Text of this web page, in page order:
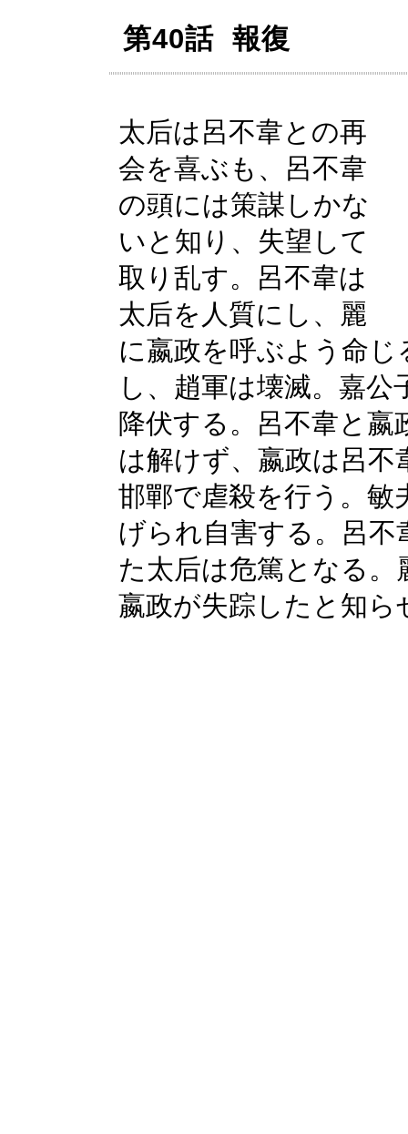
第40話 報復
太后は呂不韋との再
会を喜ぶも、呂不韋
の頭には策謀しかな
いと知り、失望して
取り乱す。呂不韋は
太后を人質にし、麗
に嬴政を呼ぶよう命
し、趙軍は壊滅。嘉
降伏する。呂不韋と
は解けず、嬴政は呂
邯鄲で虐殺を行う。敏
げられ自害する。呂
た太后は危篤となる
嬴政が失踪したと知